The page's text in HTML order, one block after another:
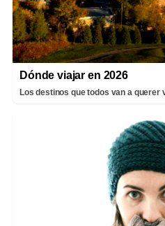
Dónde viajar en 2026
Los destinos que todos van a querer